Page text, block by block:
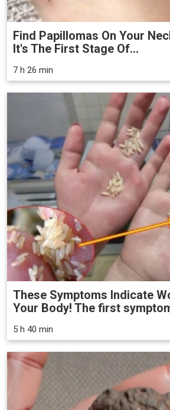
Find Papillomas On Your
It's The First Stage Of...
7 h 26 min
These Symptoms Indicate
Your Body! The first
5 h 40 min